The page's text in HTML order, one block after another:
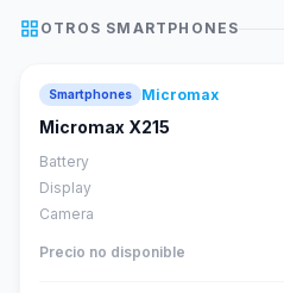
grid_view OTROS SMARTPHONES
Smartphones Micromax
Micromax X215
Battery
Display
Camera
Precio no disponible